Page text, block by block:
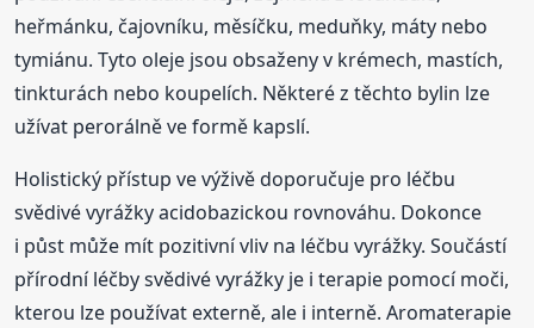
heřmánku, čajovníku, měsíčku, meduňky, máty nebo
tymiánu. Tyto oleje jsou obsaženy v krémech, mastích,
tinkturách nebo koupelích. Některé z těchto bylin lze
užívat perorálně ve formě kapslí.
Holistický přístup ve výživě doporučuje pro léčbu
svědivé vyrážky acidobazickou rovnováhu. Dokonce
i půst může mít pozitivní vliv na léčbu vyrážky. Součástí
přírodní léčby svědivé vyrážky je i terapie pomocí moči,
kterou lze používat externě, ale i interně. Aromaterapie